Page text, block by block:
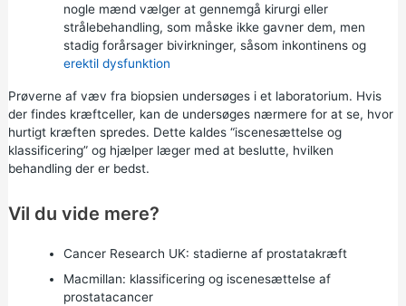
nogle mænd vælger at gennemgå kirurgi eller
strålebehandling, som måske ikke gavner dem, men
stadig forårsager bivirkninger, såsom inkontinens og
erektil dysfunktion
Prøverne af væv fra biopsien undersøges i et laboratorium. Hvis
der findes kræftceller, kan de undersøges nærmere for at se, hvor
hurtigt kræften spredes. Dette kaldes “iscenesættelse og
klassificering” og hjælper læger med at beslutte, hvilken
behandling der er bedst.
Vil du vide mere?
Cancer Research UK: stadierne af prostatakræft
Macmillan: klassificering og iscenesættelse af
prostatacancer